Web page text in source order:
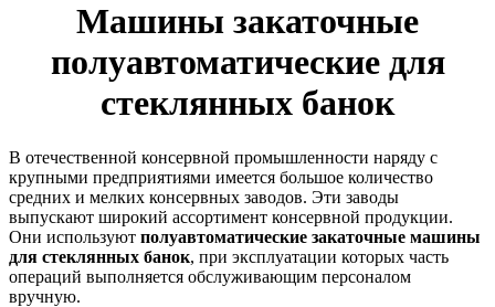
Машины закаточные
полуавтоматические для
стеклянных банок
В отечественной консервной промышленности наряду с
крупными предприятиями имеется большое количество
средних и мелких консервных заводов. Эти заводы
выпускают широкий ассортимент консервной продукции.
Они используют полуавтоматические закаточные машины
для стеклянных банок, при эксплуатации которых часть
операций выполняется обслуживающим персоналом
вручную.